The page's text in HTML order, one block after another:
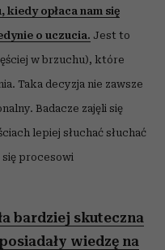
opłaca nam się
o uczucia. Jest to
w brzuchu), które
Taka decyzja nie zawsze
Badacze zajęli się
lepiej słuchać słuchać
procesowi
bardziej skuteczna
wiedzę na